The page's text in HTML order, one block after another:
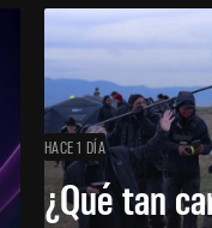
HACE 1 DÍA
¿Qué tan